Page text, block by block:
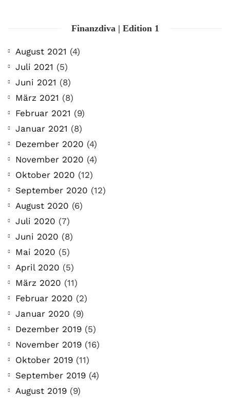
Finanzdiva | Edition 1
August 2021 (4)
Juli 2021 (5)
Juni 2021 (8)
März 2021 (8)
Februar 2021 (9)
Januar 2021 (8)
Dezember 2020 (4)
November 2020 (4)
Oktober 2020 (12)
September 2020 (12)
August 2020 (6)
Juli 2020 (7)
Juni 2020 (8)
Mai 2020 (5)
April 2020 (5)
März 2020 (11)
Februar 2020 (2)
Januar 2020 (9)
Dezember 2019 (5)
November 2019 (16)
Oktober 2019 (11)
September 2019 (4)
August 2019 (9)